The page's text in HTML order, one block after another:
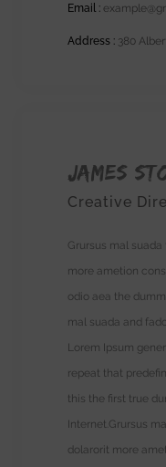
Email :
Address : 380
James
Creative
Grursus mal
more ametion
odio aea the
mal suada and
Lorem Ipsum
repeat that
this the first true
Internet.Grursus
dolarorit more